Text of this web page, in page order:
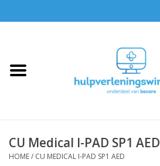
EHBO
CU Medical I-PAD SP1 AED
HOME/ CU MEDICAL I-PAD SP1 AED